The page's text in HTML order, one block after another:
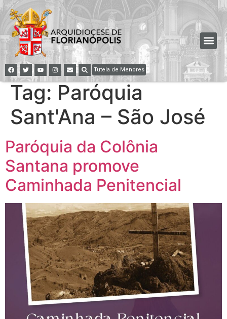
Tutela de Menores
Tag: Paróquia
Sant'Ana – São José
Paróquia da Colônia
Santana promove
Caminhada Penitencial